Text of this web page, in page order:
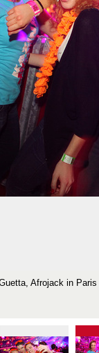
Afrojack in